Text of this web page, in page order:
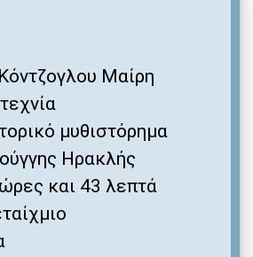
Κόντζογλου Μαίρη
μυθιστόρημα
Ηρακλής
και 43 λεπτά